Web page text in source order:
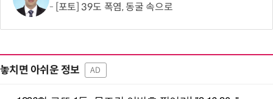
[포토] 39도 폭염, 동굴 속으로
놓치면 아쉬운 정보 AD